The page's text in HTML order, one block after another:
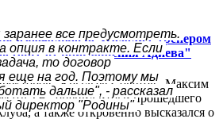
не угадали с тренером
от приглашения Адиева"
"Крыльев Советов" Максим
ТВ" оценил итоги прошедшего
а также откровенно высказался о
все предусмотреть.
опция в контракте. Если
то договор
еще на год. Поэтому мы
дальше", - рассказал
директор "Родины"